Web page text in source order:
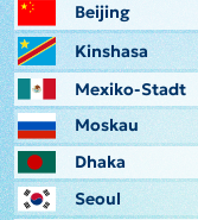
Beijing
Kinshasa
Mexiko-Stadt
Moskau
Dhaka
Seoul